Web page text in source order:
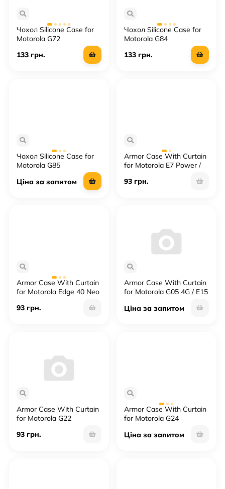
Чохол Silicone Case for
Motorola G72
133 грн.
Чохол Silicone Case for
Motorola G84
133 грн.
Чохол Silicone Case for
Motorola G85
Ціна за запитом
Armor Case With Curtain
for Motorola E7 Power /
93 грн.
Armor Case With Curtain
for Motorola Edge 40 Neo
93 грн.
Armor Case With Curtain
for Motorola G05 4G / E15
Ціна за запитом
Armor Case With Curtain
for Motorola G22
93 грн.
Armor Case With Curtain
for Motorola G24
Ціна за запитом